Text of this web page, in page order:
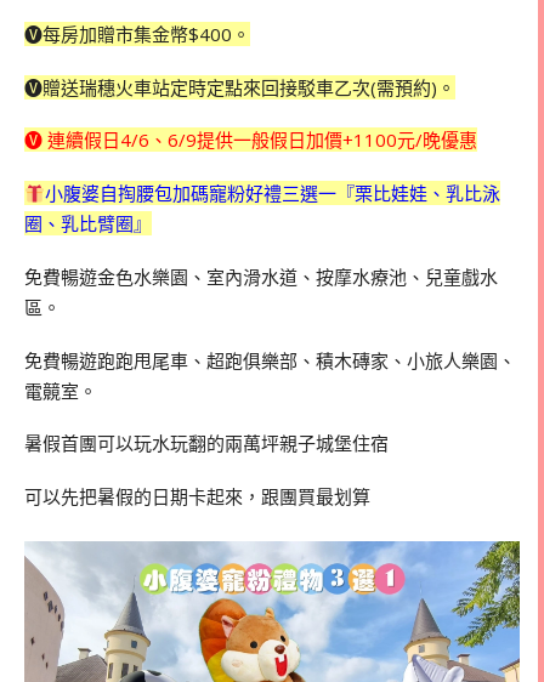
🅥每房加贈市集金幣$400。
🅥贈送瑞穗火車站定時定點來回接駁車乙次(需預約)。
🅥 連續假日4/6、6/9提供一般假日加價+1100元/晚優惠
小腹婆自掏腰包加碼寵粉好禮三選一『栗比娃娃、乳比泳
圈、乳比臂圈』
免費暢遊金色水樂園、室內滑水道、按摩水療池、兒童戲水
區。
免費暢遊跑跑甩尾車、超跑俱樂部、積木磚家、小旅人樂園、
電竸室。
暑假首團可以玩水玩翻的兩萬坪親子城堡住宿
可以先把暑假的日期卡起來，跟團買最划算